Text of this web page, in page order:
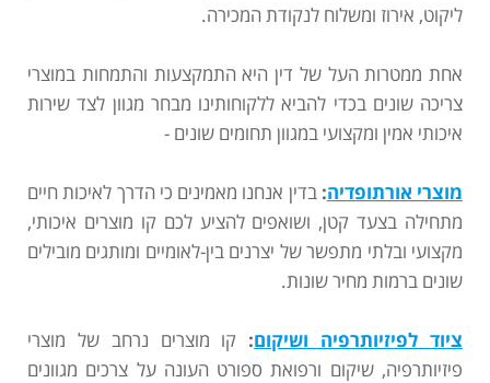
ליקוט, אירוז ומשלוח לנקודת המכירה.
אחת ממטרות העל של דין היא התמקצעות והתמחות במוצרי
צריכה שונים בכדי להביא ללקוחותינו מבחר מגוון לצד שירות
איכותי אמין ומקצועי במגוון תחומים שונים -
מוצרי אורתופדיה: בדין אנחנו מאמינים כי הדרך לאיכות חיים
מתחילה בצעד קטן, ושואפים להציע לכם קו מוצרים איכותי,
מקצועי ובלתי מתפשר של יצרנים בין-לאומיים ומותגים מובילים
שונים ברמות מחיר שונות.
ציוד לפיזיותרפיה ושיקום: קו מוצרים נרחב של מוצרי
פיזיותרפיה, שיקום ורפואת ספורט העונה על צרכים מגוונים